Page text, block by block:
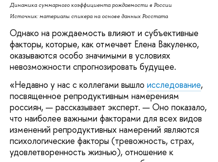
Динамика суммарного коэффициента рождаемости в России
Источник: материалы спикера на основе данных Росстата
Однако на рождаемость влияют и субъективные
факторы, которые, как отмечает Елена Вакуленко,
оказываются особо значимыми в условиях
невозможности спрогнозировать будущее.
«Недавно у нас с коллегами вышло исследование,
посвященное репродуктивным намерениям
россиян, — рассказывает эксперт. — Оно показало,
что наиболее важными факторами для всех видов
изменений репродуктивных намерений являются
психологические факторы (тревожность, страх,
удовлетворенность жизнью), отношение к